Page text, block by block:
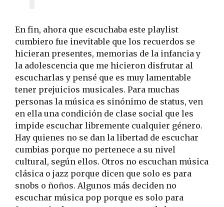
En fin, ahora que escuchaba este playlist
cumbiero fue inevitable que los recuerdos se
hicieran presentes, memorias de la infancia y
la adolescencia que me hicieron disfrutar al
escucharlas y pensé que es muy lamentable
tener prejuicios musicales. Para muchas
personas la música es sinónimo de status, ven
en ella una condición de clase social que les
impide escuchar libremente cualquier género.
Hay quienes no se dan la libertad de escuchar
cumbias porque no pertenece a su nivel
cultural, según ellos. Otros no escuchan música
clásica o jazz porque dicen que solo es para
snobs o ñoños. Algunos más deciden no
escuchar música pop porque es solo para